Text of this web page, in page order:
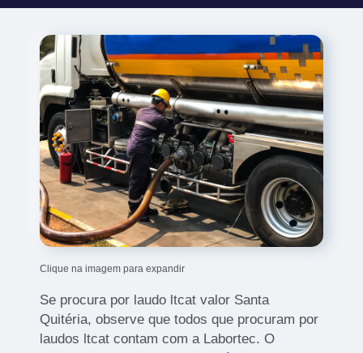
Clique na imagem para expandir
Se procura por laudo ltcat valor Santa
Quitéria, observe que todos que procuram por
laudos ltcat contam com a Labortec. O